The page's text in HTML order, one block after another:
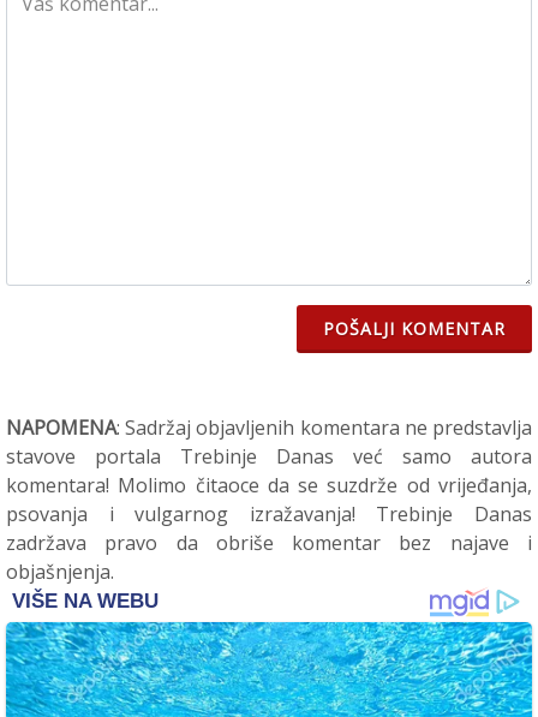
POŠALJI KOMENTAR
NAPOMENA: Sadržaj objavljenih komentara ne predstavlja
stavove portala Trebinje Danas već samo autora
komentara! Molimo čitaoce da se suzdrže od vrijeđanja,
psovanja i vulgarnog izražavanja! Trebinje Danas
zadržava pravo da obriše komentar bez najave i
objašnjenja.